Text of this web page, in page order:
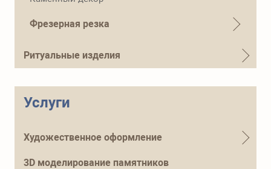
+7 (915) 644-01-54
Фрезерная резка
Ритуальные изделия
Услуги
Художественное оформление
3D моделирование памятников